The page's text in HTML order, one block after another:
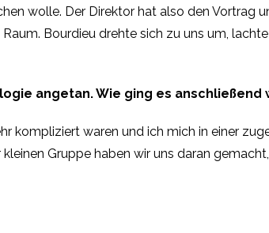
wolle. Der Direktor hat also den Vortrag
Bourdieu drehte sich zu uns um,
angetan. Wie ging es anschließend
kompliziert waren und ich mich in einer
Gruppe haben wir uns daran